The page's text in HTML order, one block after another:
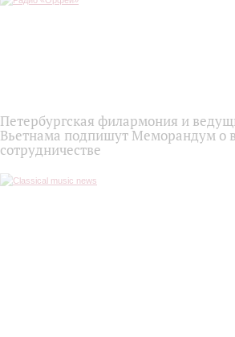
Петербургская филармония и
Вьетнама подпишут Меморандум о
сотрудничестве